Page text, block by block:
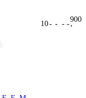
10- - - -
900
ʼ